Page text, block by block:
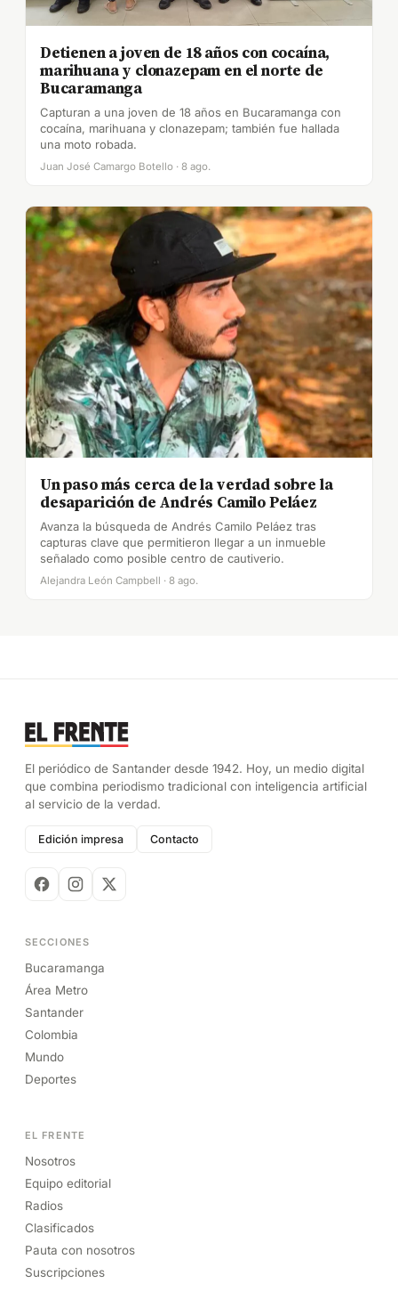
Detienen a joven de 18 años con cocaína,
marihuana y clonazepam en el norte de
Bucaramanga
Capturan a una joven de 18 años en Bucaramanga con
cocaína, marihuana y clonazepam; también fue hallada
una moto robada.
Juan José Camargo Botello · 8 ago.
Un paso más cerca de la verdad sobre la
desaparición de Andrés Camilo Peláez
Avanza la búsqueda de Andrés Camilo Peláez tras
capturas clave que permitieron llegar a un inmueble
señalado como posible centro de cautiverio.
Alejandra León Campbell · 8 ago.
El periódico de Santander desde 1942. Hoy, un medio digital
que combina periodismo tradicional con inteligencia artificial
al servicio de la verdad.
Edición impresa Contacto
SECCIONES
Bucaramanga
Área Metro
Santander
Colombia
Mundo
Deportes
EL FRENTE
Nosotros
Equipo editorial
Radios
Clasificados
Pauta con nosotros
Suscripciones